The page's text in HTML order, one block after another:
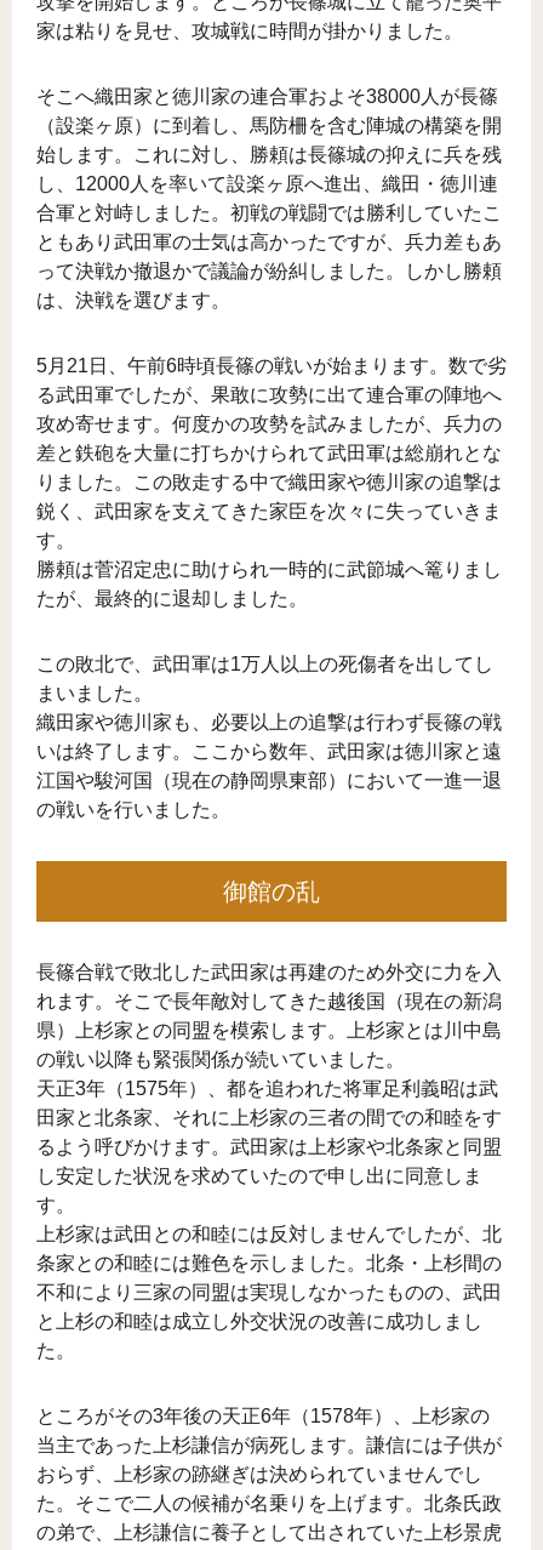
家は粘りを見せ、攻城戦に時間が掛かりました。
そこへ織田家と徳川家の連合軍およそ38000人が長篠
（設楽ヶ原）に到着し、馬防柵を含む陣城の構築を開
始します。これに対し、勝頼は長篠城の抑えに兵を残
し、12000人を率いて設楽ヶ原へ進出、織田・徳川連
合軍と対峙しました。初戦の戦闘では勝利していたこ
ともあり武田軍の士気は高かったですが、兵力差もあ
って決戦か撤退かで議論が紛糾しました。しかし勝頼
は、決戦を選びます。
5月21日、午前6時頃長篠の戦いが始まります。数で劣
る武田軍でしたが、果敢に攻勢に出て連合軍の陣地へ
攻め寄せます。何度かの攻勢を試みましたが、兵力の
差と鉄砲を大量に打ちかけられて武田軍は総崩れとな
りました。この敗走する中で織田家や徳川家の追撃は
鋭く、武田家を支えてきた家臣を次々に失っていきま
す。
勝頼は菅沼定忠に助けられ一時的に武節城へ篭りまし
たが、最終的に退却しました。
この敗北で、武田軍は1万人以上の死傷者を出してし
まいました。
織田家や徳川家も、必要以上の追撃は行わず長篠の戦
いは終了します。ここから数年、武田家は徳川家と遠
江国や駿河国（現在の静岡県東部）において一進一退
の戦いを行いました。
御館の乱
長篠合戦で敗北した武田家は再建のため外交に力を入
れます。そこで長年敵対してきた越後国（現在の新潟
県）上杉家との同盟を模索します。上杉家とは川中島
の戦い以降も緊張関係が続いていました。
天正3年（1575年）、都を追われた将軍足利義昭は武
田家と北条家、それに上杉家の三者の間での和睦をす
るよう呼びかけます。武田家は上杉家や北条家と同盟
し安定した状況を求めていたので申し出に同意しま
す。
上杉家は武田との和睦には反対しませんでしたが、北
条家との和睦には難色を示しました。北条・上杉間の
不和により三家の同盟は実現しなかったものの、武田
と上杉の和睦は成立し外交状況の改善に成功しまし
た。
ところがその3年後の天正6年（1578年）、上杉家の
当主であった上杉謙信が病死します。謙信には子供が
おらず、上杉家の跡継ぎは決められていませんでし
た。そこで二人の候補が名乗りを上げます。北条氏政
の弟で、上杉謙信に養子として出されていた上杉景虎